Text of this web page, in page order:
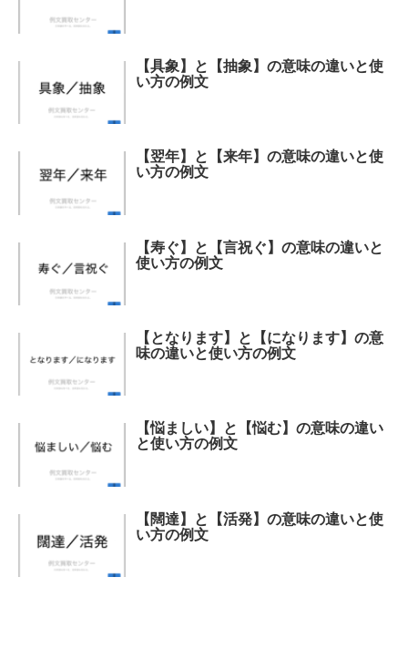
【具象】と【抽象】の意味の違いと使
い方の例文
【翌年】と【来年】の意味の違いと使
い方の例文
【寿ぐ】と【言祝ぐ】の意味の違いと
使い方の例文
【となります】と【になります】の意
味の違いと使い方の例文
【悩ましい】と【悩む】の意味の違い
と使い方の例文
【闊達】と【活発】の意味の違いと使
い方の例文